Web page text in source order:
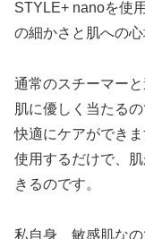
STYLE+ nanoを使
の細かさと肌への心
通常のスチーマー
肌に優しく当たる
快適にケアができ
使用するだけで、
きるのです。
私自身、敏感肌な